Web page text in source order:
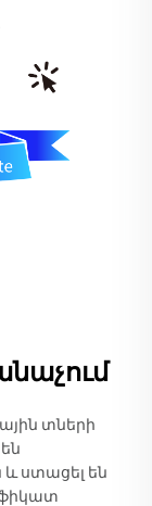
տների
ստացել են